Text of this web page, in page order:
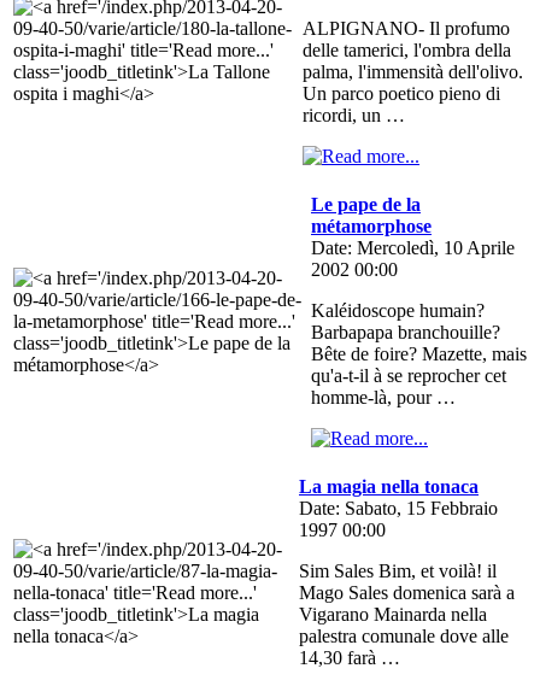
ALPIGNANO- Il profumo
delle tamerici, l'ombra della
palma, l'immensità dell'olivo.
Un parco poetico pieno di
ricordi, un …
Le pape de la
métamorphose
Date: Mercoledì, 10 Aprile
2002 00:00
Kaléidoscope humain?
Barbapapa branchouille?
Bête de foire? Mazette, mais
qu'a-t-il à se reprocher cet
homme-là, pour …
La magia nella tonaca
Date: Sabato, 15 Febbraio
1997 00:00
Sim Sales Bim, et voilà! il
Mago Sales domenica sarà a
Vigarano Mainarda nella
palestra comunale dove alle
14,30 farà …